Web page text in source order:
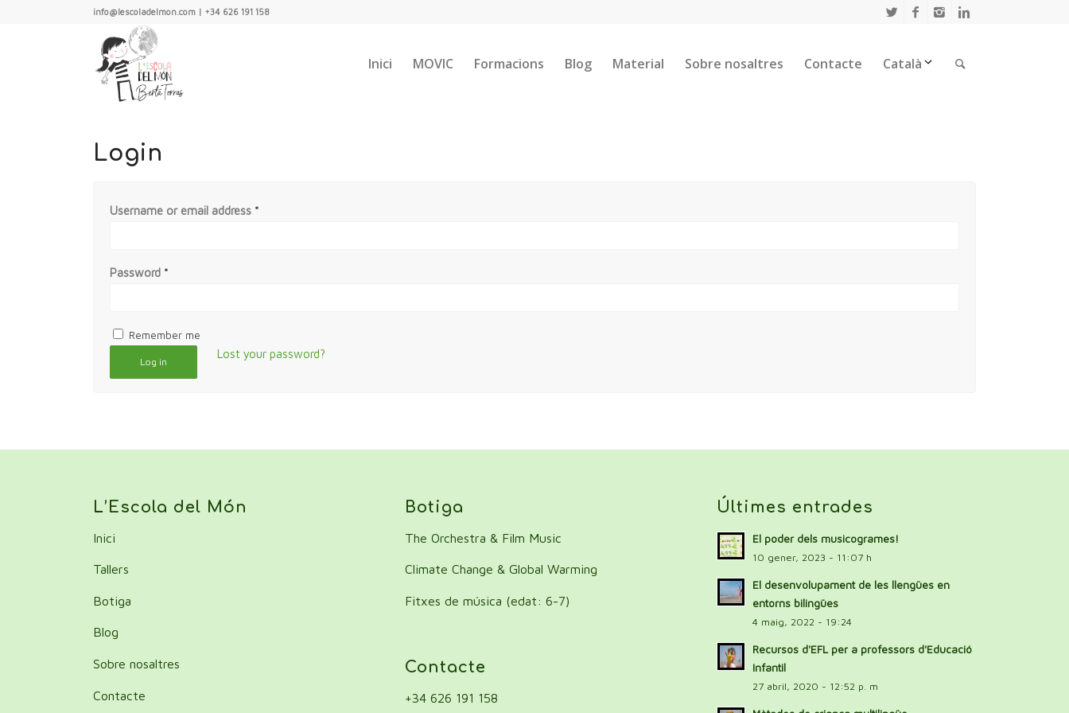
info@lescoladelmon.com | +34 626 191 158
Inici MOVIC Formacions Blog Material Sobre nosaltres Contacte Català
Login
Username or email address *
Password *
Remember me
Log in
Lost your password?
L’Escola del Món
Inici
Tallers
Botiga
Blog
Sobre nosaltres
Contacte
Botiga
The Orchestra & Film Music
Climate Change & Global Warming
Fitxes de música (edat: 6-7)
Contacte
+34 626 191 158
Últimes entrades
El poder dels musicogrames!
10 gener, 2023 - 11:07 h
El desenvolupament de les llengües en
entorns bilingües
4 maig, 2022 - 19:24
Recursos d'EFL per a professors d'Educació
Infantil
27 abril, 2020 - 12:52 p. m